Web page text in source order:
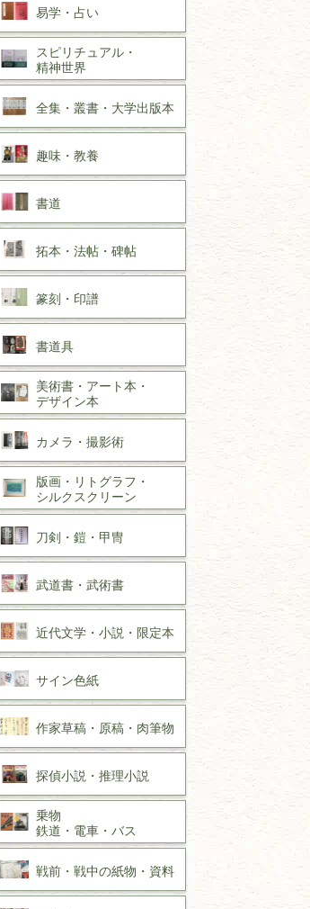
易学・ 占い
スピリチュアル・
精神世界
全集・ 叢書・ 大学出版本
趣味・ 教養
書道
拓本・法帖・ 碑帖
篆刻・印譜
書道具
美術書・アート本・
デザイン本
カメラ・撮影術
版画・リトグラフ・
シルクスクリーン
刀剣・ 鎧・ 甲冑
武道書・ 武術書
近代文学・ 小説・限定本
サイン色紙
作家草稿・原稿・ 肉筆物
探偵小説・ 推理小説
乗物
鉄道・ 電車・ バス
戦前・戦中の紙物・資料